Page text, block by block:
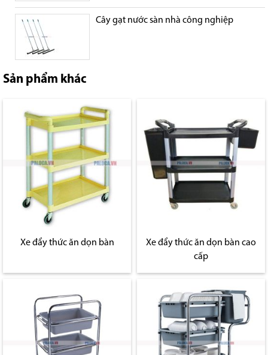
Cây gạt nước sàn nhà công nghiệp
Sản phẩm khác
Xe đẩy thức ăn dọn bàn
Xe đẩy thức ăn dọn bàn cao
cấp